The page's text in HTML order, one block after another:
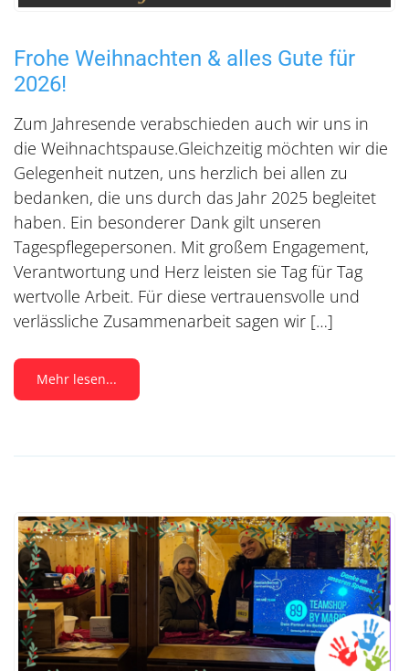
Frohe Weihnachten & alles Gute für
2026!
Zum Jahresende verabschieden auch wir uns in
die Weihnachtspause.Gleichzeitig möchten wir die
Gelegenheit nutzen, uns herzlich bei allen zu
bedanken, die uns durch das Jahr 2025 begleitet
haben. Ein besonderer Dank gilt unseren
Tagespflegepersonen. Mit großem Engagement,
Verantwortung und Herz leisten sie Tag für Tag
wertvolle Arbeit. Für diese vertrauensvolle und
verlässliche Zusammenarbeit sagen wir […]
Mehr lesen...